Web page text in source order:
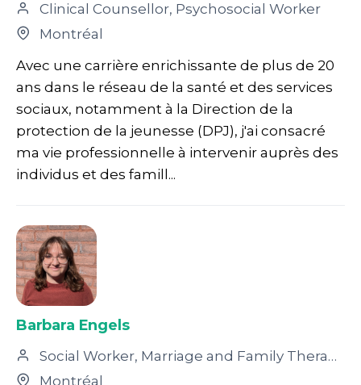
Clinical Counsellor, Psychosocial Worker
Montréal
Avec une carrière enrichissante de plus de 20
ans dans le réseau de la santé et des services
sociaux, notamment à la Direction de la
protection de la jeunesse (DPJ), j'ai consacré
ma vie professionnelle à intervenir auprès des
individus et des famill...
Barbara Engels
Social Worker, Marriage and Family Therapist, Psychotherapist
Montréal